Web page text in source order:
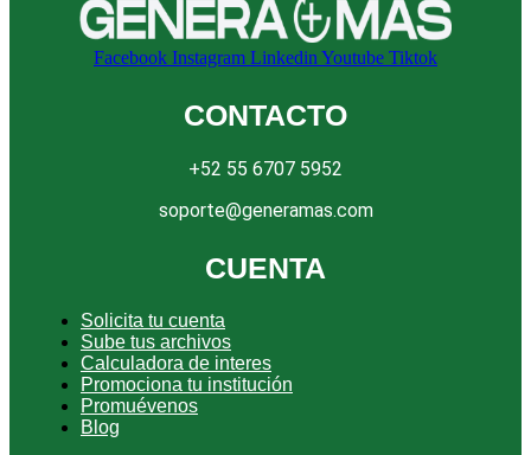
Facebook Instagram LinkedinYoutube Tiktok
CONTACTO
+52 55 6707 5952
soporte@generamas.com
CUENTA
Solicita tu cuenta
Sube tus archivos
Calculadora de interes
Promociona tu institución
Promuévenos
Blog